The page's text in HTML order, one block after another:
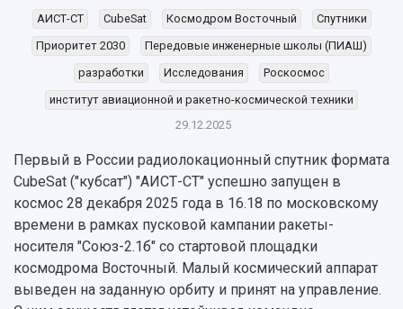
НАЗАД
Об университете
История
Ключевые факты
Рейтинги
Новости
Главные новости
Бортжурнал
Объявления
Образование
Почему я выбираю Самарский университет?
Абитуриенту
Бакалавриат и специалитет
Научно-исследовательская деятельность
Основные научные направления
Научные школы и ведущие научные коллективы
Диссертационные советы
АИСТ-СТ CubeSat Космодром Восточный
Спутники
Приоритет 2030
Передовые инженерные школы (ПИАШ)
разработки
Исследования
Роскосмос
институт авиационной и ракетно-космической техники
29.12.2025
Первый в России радиолокационный спутник формата
CubeSat ("кубсат") "АИСТ-СТ" успешно запущен в
космос 28 декабря 2025 года в 16.18 по московскому
времени в рамках пусковой кампании ракеты-
носителя "Союз-2.1б" со стартовой площадки
космодрома Восточный. Малый космический аппарат
выведен на заданную орбиту и принят на управление.